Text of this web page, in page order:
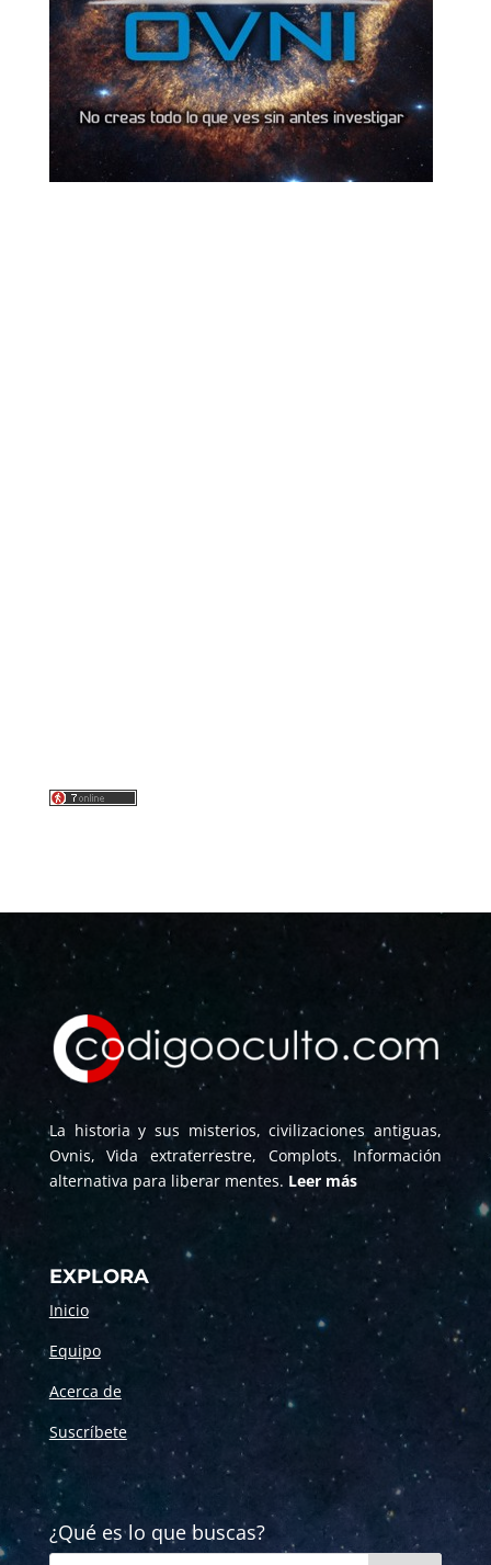
La historia y sus misterios, civilizaciones antiguas,
Ovnis, Vida extraterrestre, Complots. Información
alternativa para liberar mentes. Leer más
EXPLORA
Inicio
Equipo
Acerca de
Suscríbete
¿Qué es lo que buscas?